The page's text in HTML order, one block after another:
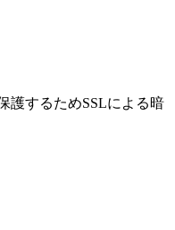
護するためSSLによる暗